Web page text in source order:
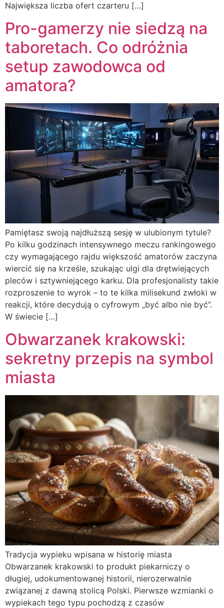
Największa liczba ofert czarteru […]
Pro-gamerzy nie siedzą na
taboretach. Co odróżnia
setup zawodowca od
amatora?
Pamiętasz swoją najdłuższą sesję w ulubionym tytule?
Po kilku godzinach intensywnego meczu rankingowego
czy wymagającego rajdu większość amatorów zaczyna
wiercić się na krześle, szukając ulgi dla drętwiejących
pleców i sztywniejącego karku. Dla profesjonalisty takie
rozproszenie to wyrok – to te kilka milisekund zwłoki w
reakcji, które decydują o cyfrowym „być albo nie być”.
W świecie […]
Obwarzanek krakowski:
sekretny przepis na symbol
miasta
Tradycja wypieku wpisana w historię miasta
Obwarzanek krakowski to produkt piekarniczy o
długiej, udokumentowanej historii, nierozerwalnie
związanej z dawną stolicą Polski. Pierwsze wzmianki o
wypiekach tego typu pochodzą z czasów